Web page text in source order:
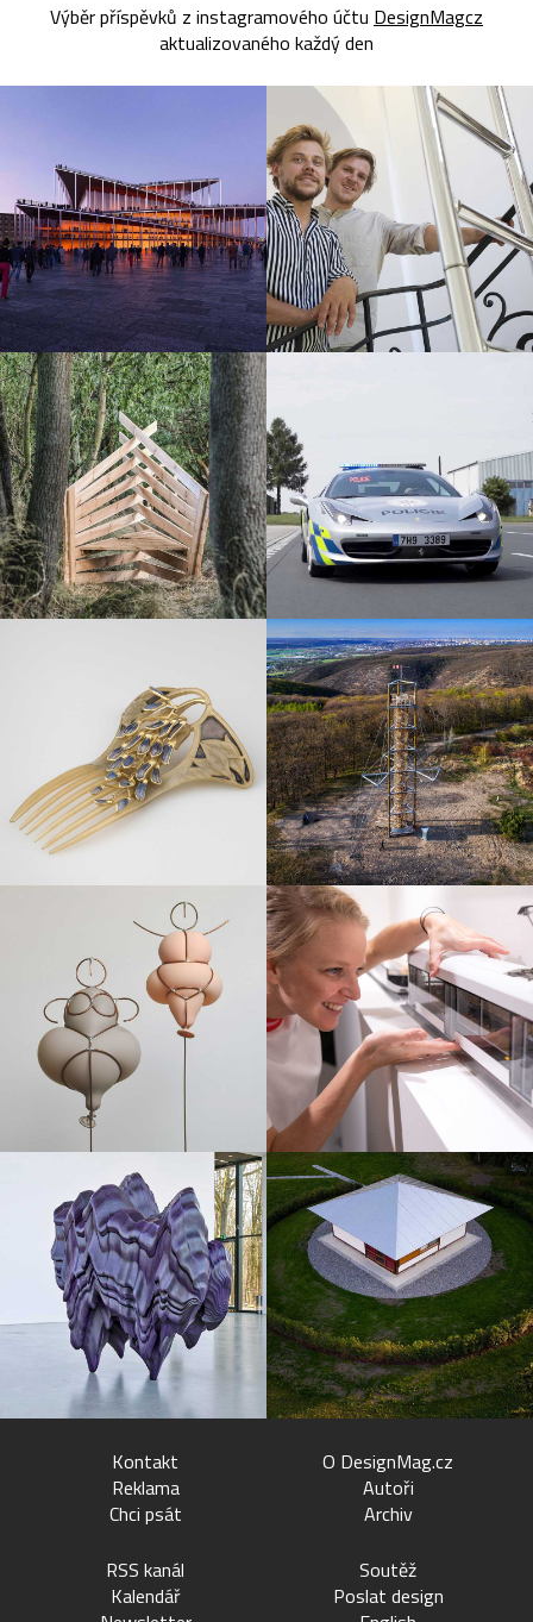
Výběr příspěvků z instagramového účtu DesignMagcz
aktualizovaného každý den
Kontakt
Reklama
Chci psát
O DesignMag.cz
Autoři
Archiv
RSS kanál
Kalendář
Soutěž
Poslat design